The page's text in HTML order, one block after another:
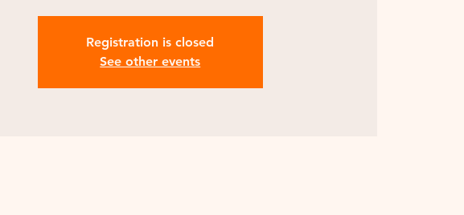
Registration is closed
See other events